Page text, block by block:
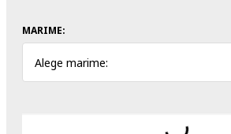
MARIME:
Alege marime: